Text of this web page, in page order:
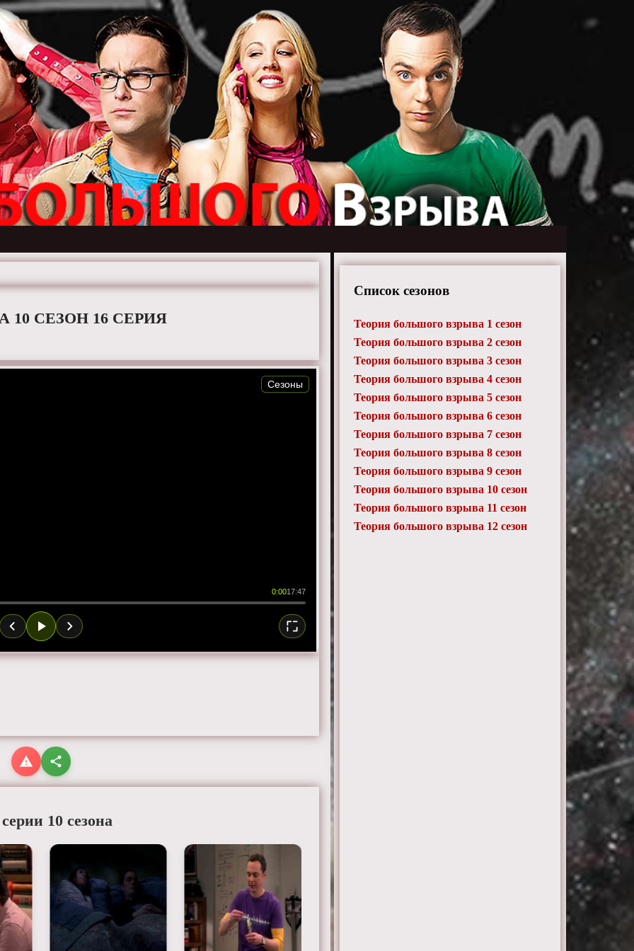
СЕЗОН 16 СЕРИЯ
0:0017:47
Сезоны
10 сезона
Список сезонов
Теория большого взрыва 1 сезон
Теория большого взрыва 2 сезон
Теория большого взрыва 3 сезон
Теория большого взрыва 4 сезон
Теория большого взрыва 5 сезон
Теория большого взрыва 6 сезон
Теория большого взрыва 7 сезон
Теория большого взрыва 8 сезон
Теория большого взрыва 9 сезон
Теория большого взрыва 10 сезон
Теория большого взрыва 11 сезон
Теория большого взрыва 12 сезон